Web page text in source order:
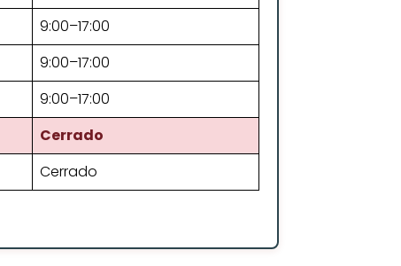
9:00–17:00
9:00–17:00
9:00–17:00
Cerrado
Cerrado